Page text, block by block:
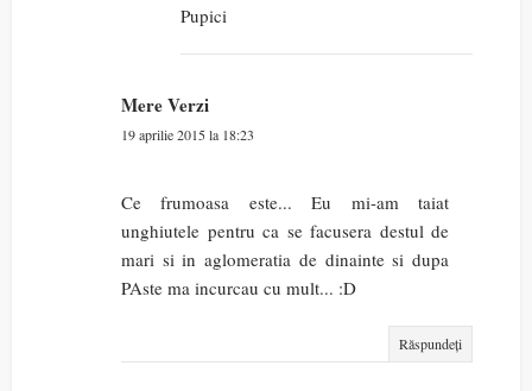
Pupici
Mere Verzi
19 aprilie 2015 la 18:23
Ce frumoasa este... Eu mi-am taiat
unghiutele pentru ca se facusera destul de
mari si in aglomeratia de dinainte si dupa
PAste ma incurcau cu mult... :D
Răspundeți